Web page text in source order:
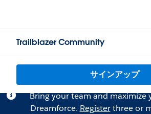
Trailblazer Community
サインアップ
Bring your team and maximize
Dreamforce. Registerthree or